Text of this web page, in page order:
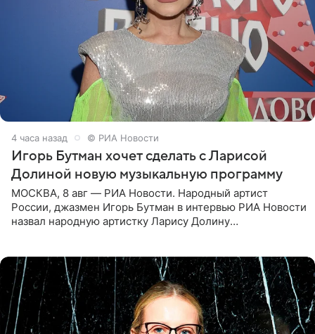
4 часа назад © РИА Новости
Игорь Бутман хочет сделать с Ларисой
Долиной новую музыкальную программу
МОСКВА, 8 авг — РИА Новости. Народный артист
России, джазмен Игорь Бутман в интервью РИА Новости
назвал народную артистку Ларису Долину